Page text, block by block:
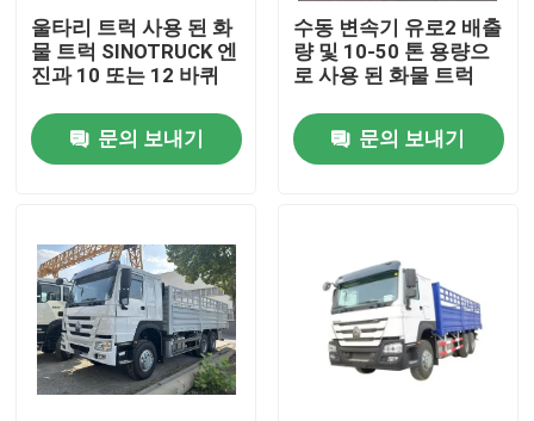
제품
비디오
울타리 트럭 사용 된 화
물 트럭 SINOTRUCK 엔
진과 10 또는 12 바퀴
문의 보내기
수동 변속기 유로2 배출
량 및 10-50 톤 용량으
로 사용 된 화물 트럭
문의 보내기